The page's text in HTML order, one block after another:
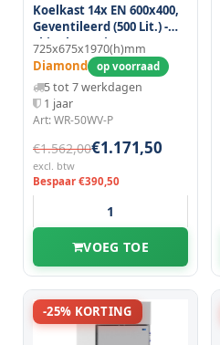
Koelkast 14x EN 600x400,
Geventileerd (500 Lit.) -
Skinplate Wit
725x675x1970(h)mm
Diamond op voorraad
5 tot 7 werkdagen
1 jaar
Art: WR-50WV-P
€1.562,00€1.171,50
excl. btw
Bespaar €390,50
VOEG TOE
-25% KORTING